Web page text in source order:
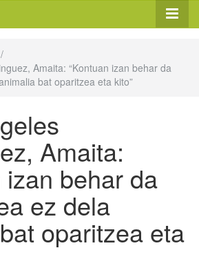
/
Amaita: “Kontuan izan behar da
bat oparitzea eta kito”
Amaita:
izan behar da
ez dela
oparitzea eta